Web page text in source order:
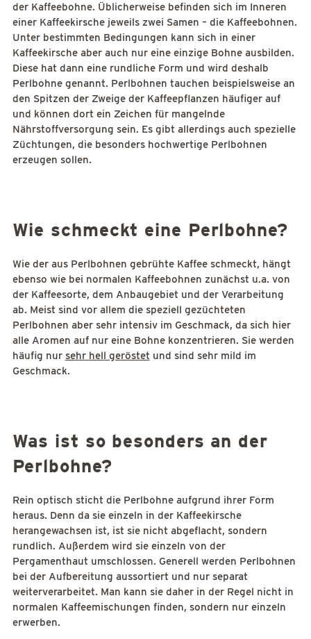
der Kaffeebohne. Üblicherweise befinden sich im Inneren
einer Kaffeekirsche jeweils zwei Samen – die Kaffeebohnen.
Unter bestimmten Bedingungen kann sich in einer
Kaffeekirsche aber auch nur eine einzige Bohne ausbilden.
Diese hat dann eine rundliche Form und wird deshalb
Perlbohne genannt. Perlbohnen tauchen beispielsweise an
den Spitzen der Zweige der Kaffeepflanzen häufiger auf
und können dort ein Zeichen für mangelnde
Nährstoffversorgung sein. Es gibt allerdings auch spezielle
Züchtungen, die besonders hochwertige Perlbohnen
erzeugen sollen.
Wie schmeckt eine Perlbohne?
Wie der aus Perlbohnen gebrühte Kaffee schmeckt, hängt
ebenso wie bei normalen Kaffeebohnen zunächst u.a. von
der Kaffeesorte, dem Anbaugebiet und der Verarbeitung
ab. Meist sind vor allem die speziell gezüchteten
Perlbohnen aber sehr intensiv im Geschmack, da sich hier
alle Aromen auf nur eine Bohne konzentrieren. Sie werden
häufig nur sehr hell geröstet und sind sehr mild im
Geschmack.
Was ist so besonders an der
Perlbohne?
Rein optisch sticht die Perlbohne aufgrund ihrer Form
heraus. Denn da sie einzeln in der Kaffeekirsche
herangewachsen ist, ist sie nicht abgeflacht, sondern
rundlich. Außerdem wird sie einzeln von der
Pergamenthaut umschlossen. Generell werden Perlbohnen
bei der Aufbereitung aussortiert und nur separat
weiterverarbeitet. Man kann sie daher in der Regel nicht in
normalen Kaffeemischungen finden, sondern nur einzeln
erwerben.